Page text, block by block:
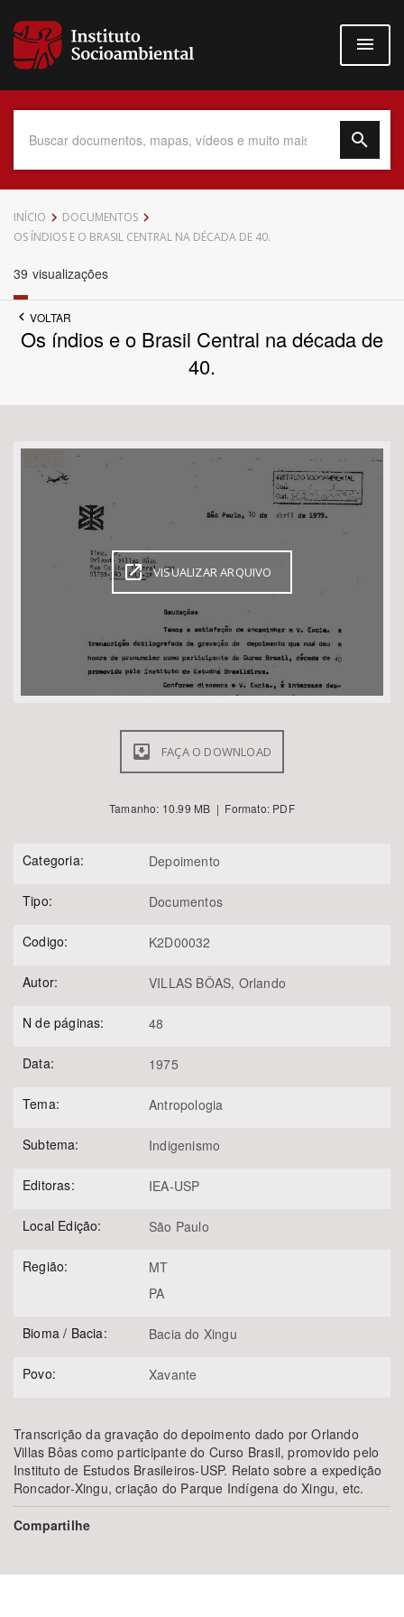
para
conteúdo
Data do Documento
Até
Bioma / Bacia
Área de Levantamento
BUSCAR
INÍCIO
DOCUMENTOS
OS ÍNDIOS E O BRASIL CENTRAL NA DÉCADA DE 40.
39 visualizações
VOLTAR
Os índios e o Brasil Central na década de
40.
VISUALIZAR ARQUIVO
FAÇA O DOWNLOAD
Tamanho: 10.99 MB | Formato: PDF
Categoria: Depoimento
Tipo: Documentos
Codigo: K2D00032
Autor: VILLAS BÔAS, Orlando
N de páginas: 48
Data: 1975
Tema: Antropologia
Subtema: Indigenismo
Editoras: IEA-USP
Local Edição: São Paulo
Região:
MT
PA
Bioma / Bacia: Bacia do Xingu
Povo: Xavante
Transcrição da gravação do depoimento dado por Orlando
Villas Bôas como participante do Curso Brasil, promovido pelo
Instituto de Estudos Brasileiros-USP. Relato sobre a expedição
Roncador-Xingu, criação do Parque Indígena do Xingu, etc.
Compartilhe